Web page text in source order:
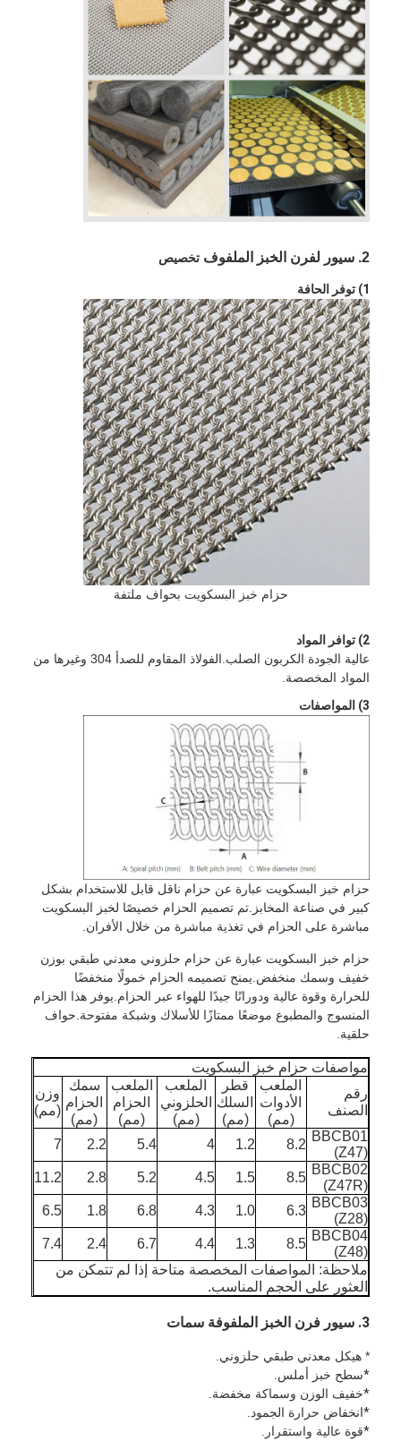
2. سيور لفرن الخبز الملفوف تخصيص
1) توفر الحافة
حزام خبز البسكويت بحواف ملتفة
2) توافر المواد
عالية الجودة الكربون الصلب.الفولاذ المقاوم للصدأ 304 وغيرها من
المواد المخصصة.
3) المواصفات
حزام خبز البسكويت عبارة عن حزام ناقل قابل للاستخدام بشكل
كبير في صناعة المخابز.تم تصميم الحزام خصيصًا لخبز البسكويت
مباشرة على الحزام في تغذية مباشرة من خلال الأفران.
حزام خبز البسكويت عبارة عن حزام حلزوني معدني طبقي بوزن
خفيف وسمك منخفض.يمنح تصميمه الحزام خمولًا منخفضًا
للحرارة وقوة عالية ودورانًا جيدًا للهواء عبر الحزام.يوفر هذا الحزام
المنسوج والمطبوع موضعًا ممتازًا للأسلاك وشبكة مفتوحة.حواف
حلقية.
مواصفات حزام خبز البسكويت
رقم
الصنف
الملعب
الأدوات
(مم)
قطر
السلك
(مم)
الملعب
الحلزوني
(مم)
الملعب
الحزام
(مم)
سمك
الحزام
(مم)
وزن
(مم)
BBCB01
(Z47)
8.2
1.2
4
5.4
2.2
7
BBCB02
(Z47R)
8.5
1.5
4.5
5.2
2.8
11.2
BBCB03
(Z28)
6.3
1.0
4.3
6.8
1.8
6.5
BBCB04
(Z48)
8.5
1.3
4.4
6.7
2.4
7.4
ملاحظة: المواصفات المخصصة متاحة إذا لم تتمكن من
العثور على الحجم المناسب.
3. سيور فرن الخبز الملفوفة سمات
* هيكل معدني طبقي حلزوني.
*سطح خبز أملس.
*خفيف الوزن وسماكة مخفضة.
*انخفاض حرارة الجمود.
*قوة عالية واستقرار.